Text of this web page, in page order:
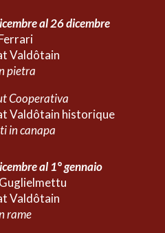
al 26 dicembre
Valdôtain
pietra
Cooperativa
Valdôtain historique
in canapa
al 1° gennaio
Valdôtain
rame